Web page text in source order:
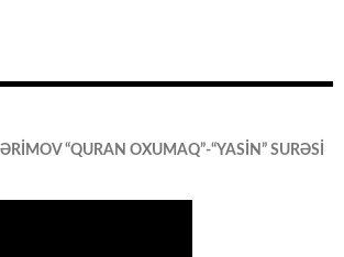
“QURAN OXUMAQ”-“YASİN” SURƏSİ